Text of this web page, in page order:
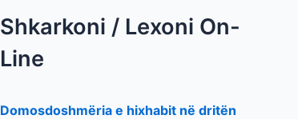
Shkarkoni / Lexoni On-
Line
Domosdoshmëria e hixhabit në dritën